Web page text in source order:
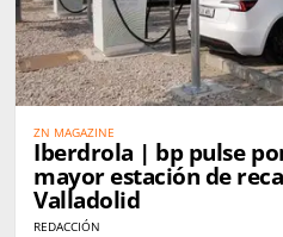
ZN MAGAZINE
Iberdrola | bp pulse
mayor estación de
Valladolid
REDACCIÓN